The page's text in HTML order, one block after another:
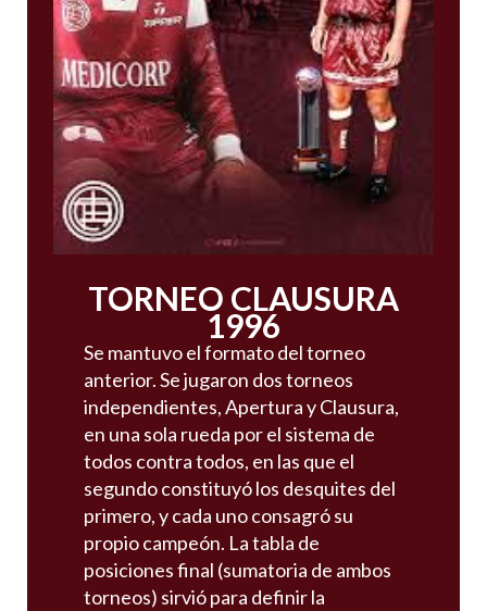
TORNEO CLAUSURA
1996
Se mantuvo el formato del torneo
anterior. Se jugaron dos torneos
independientes, Apertura y Clausura,
en una sola rueda por el sistema de
todos contra todos, en las que el
segundo constituyó los desquites del
primero, y cada uno consagró su
propio campeón. La tabla de
posiciones final (sumatoria de ambos
torneos) sirvió para definir la